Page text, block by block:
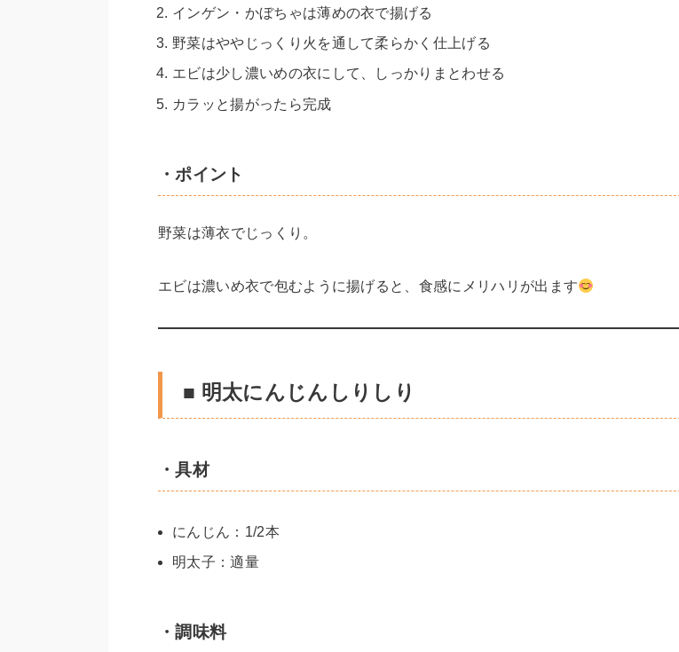
インゲン・かぼちゃは薄めの衣で揚げる
野菜はややじっくり火を通して柔らかく仕上げる
エビは少し濃いめの衣にして、しっかりまとわせる
カラッと揚がったら完成
・ポイント
野菜は薄衣でじっくり。
エビは濃いめ衣で包むように揚げると、食感にメリハリが出ます
■ 明太にんじんしりしり
・具材
にんじん：1/2本
明太子：適量
・調味料